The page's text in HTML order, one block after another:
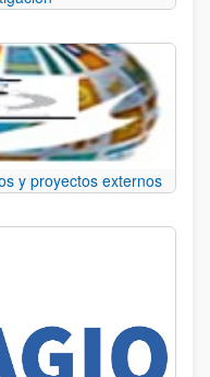
y proyectos externos